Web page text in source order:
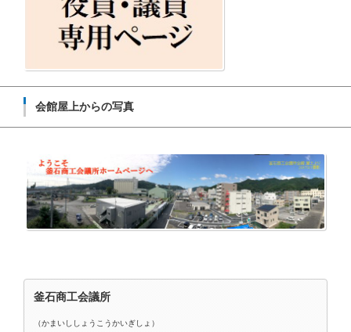
会館屋上からの写真
釜石商工会議所
（かまいししょうこうかいぎしょ）